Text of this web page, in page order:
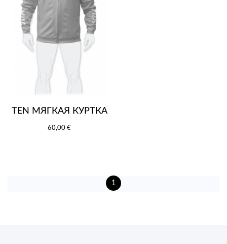
TEN МЯГКАЯ КУРТКА
60,00 €
1